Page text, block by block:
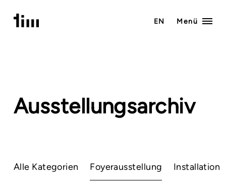
Inhalt
springen
EN Menü
Ausstellungsarchiv
Alle Kategorien Foyerausstellung Installation